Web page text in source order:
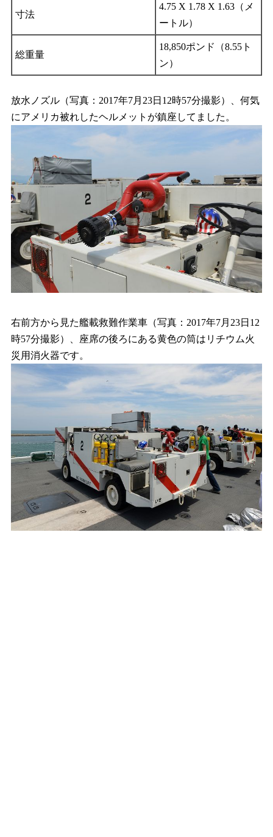
寸法
4.75 X 1.78 X 1.63（メ
ートル）
総重量
18,850ポンド（8.55ト
ン）
放水ノズル（写真：2017年7月23日12時57分撮影）、何気
にアメリカ被れしたヘルメットが鎮座してました。
右前方から見た艦載救難作業車（写真：2017年7月23日12
時57分撮影）、座席の後ろにある黄色の筒はリチウム火
災用消火器です。